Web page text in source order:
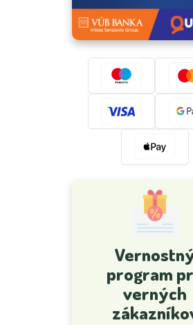
program
verných